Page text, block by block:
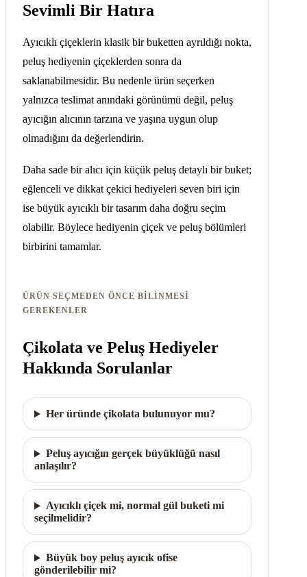
Sevimli Bir Hatıra
Ayıcıklı çiçeklerin klasik bir buketten ayrıldığı nokta,
peluş hediyenin çiçeklerden sonra da
saklanabilmesidir. Bu nedenle ürün seçerken
yalnızca teslimat anındaki görünümü değil, peluş
ayıcığın alıcının tarzına ve yaşına uygun olup
olmadığını da değerlendirin.
Daha sade bir alıcı için küçük peluş detaylı bir buket;
eğlenceli ve dikkat çekici hediyeleri seven biri için
ise büyük ayıcıklı bir tasarım daha doğru seçim
olabilir. Böylece hediyenin çiçek ve peluş bölümleri
birbirini tamamlar.
ÜRÜN SEÇMEDEN ÖNCE BILINMESI
GEREKENLER
Çikolata ve Peluş Hediyeler
Hakkında Sorulanlar
Her üründe çikolata bulunuyor mu?
Peluş ayıcığın gerçek büyüklüğü nasıl
anlaşılır?
Ayıcıklı çiçek mi, normal gül buketi mi
seçilmelidir?
Büyük boy peluş ayıcık ofise
gönderilebilir mi?